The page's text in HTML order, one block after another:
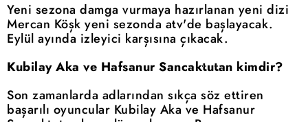
Yeni sezona damga vurmaya hazırlanan yeni dizi
Mercan Köşk yeni sezonda atv'de başlayacak.
Eylül ayında izleyici karşısına çıkacak.
Kubilay Aka ve Hafsanur Sancaktutan kimdir?
Son zamanlarda adlarından sıkça söz ettiren
başarılı oyuncular Kubilay Aka ve Hafsanur